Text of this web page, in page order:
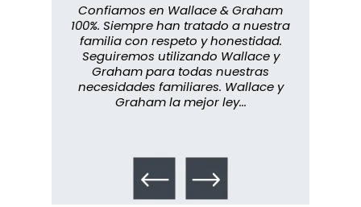
Confiamos en Wallace & Graham
100%. Siempre han tratado a nuestra
familia con respeto y honestidad.
Seguiremos utilizando Wallace y
Graham para todas nuestras
necesidades familiares. Wallace y
Graham la mejor ley...